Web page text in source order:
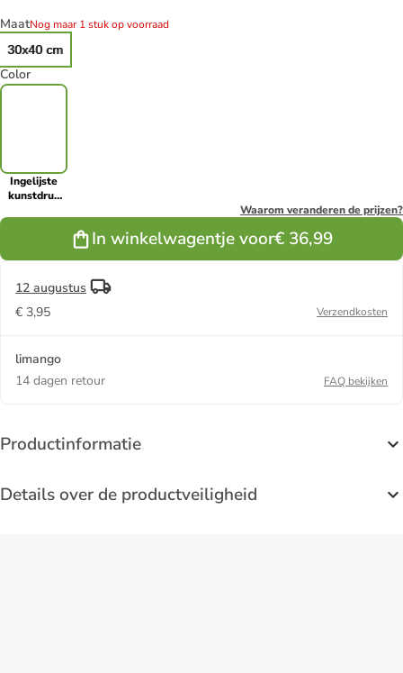
MaatNog maar 1 stuk op voorraad
30x40 cm
Color
Ingelijste
kunstdruk
Waarom veranderen de prijzen?
In winkelwagentje voor€ 36,99
12 augustus
€ 3,95
Verzendkosten
limango
14 dagen retour
FAQ bekijken
Productinformatie
Details over de productveiligheid